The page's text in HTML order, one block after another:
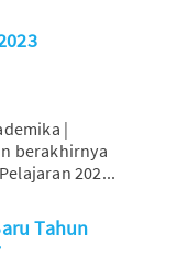
|
berakhirnya
202...
Tahun